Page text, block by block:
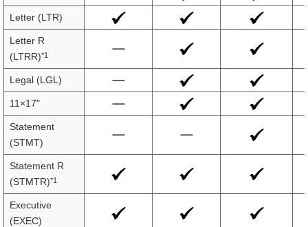
Letter (LTR)
Letter R
(LTRR)*1
Legal (LGL)
11×17"
Statement
(STMT)
Statement R
(STMTR)*1
Executive
(EXEC)